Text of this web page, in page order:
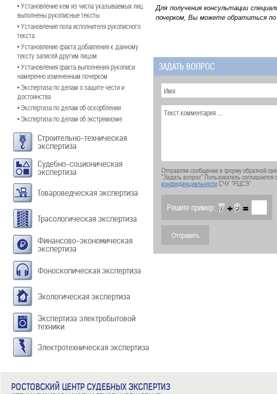
• Установление кем из числа указываемых лиц
выполнены рукописные тексты
• Установление пола исполнителя рукописного
текста
• Установление факта добавления к данному
тексту записей другим лицом
• Установления факта выполнения рукописи
намеренно измененным почерком
• Экспертиза по делам о защите чести и
достоинства
• Экспертиза по делам об оскорблении
• Экспертиза по делам об экстремизме
Строительно-техническая
экспертиза
Судебно-соционическая
экспертиза
Товароведческая экспертиза
Трасологическая экспертиза
Финансово-экономическая
экспертиза
Фоноскопическая экспертиза
Экологическая экспертиза
Экспертиза электробытовой
техники
Электротехническая экспертиза
Для получения консультации
почерком, Вы можете обратиться по
ЗАДАТЬ ВОПРОС
Отправляя сообщение в форму обратной
"Задать вопрос" Пользователь соглашается с
конфиденциальностиСЧУ "РЦСЭ"
Решите пример: + =
РОСТОВСКИЙ ЦЕНТР СУДЕБНЫХ ЭКСПЕРТИЗ